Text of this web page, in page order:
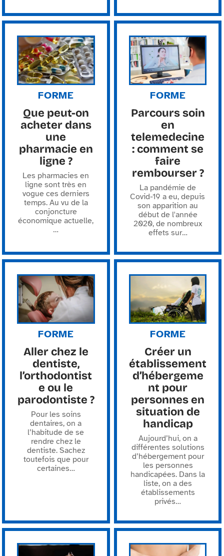
FORME
Que peut-on
acheter dans
une
pharmacie en
ligne ?
Les pharmacies en
ligne sont très en
vogue ces derniers
temps. Au vu de la
conjoncture
économique actuelle,
…
FORME
Parcours soin
en
telemedecine
: comment se
faire
rembourser ?
La pandémie de
Covid-19 a eu, depuis
son apparition au
début de l'année
2020, de nombreux
effets sur…
FORME
Aller chez le
dentiste,
l’orthodontist
e ou le
parodontiste ?
Pour les soins
dentaires, on a
l’habitude de se
rendre chez le
dentiste. Sachez
toutefois que pour
certaines…
FORME
Créer un
établissement
d’hébergeme
nt pour
personnes en
situation de
handicap
Aujourd’hui, on a
différentes solutions
d’hébergement pour
les personnes
handicapées. Dans la
liste, on a des
établissements
privés…